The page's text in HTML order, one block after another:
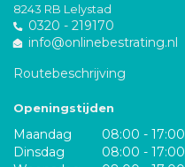
8243 RB Lelystad
0320 - 219170
info@onlinebestrating.nl
Routebeschrijving
Openingstijden
Maandag
08:00 - 17:00
Dinsdag
08:00 - 17:00